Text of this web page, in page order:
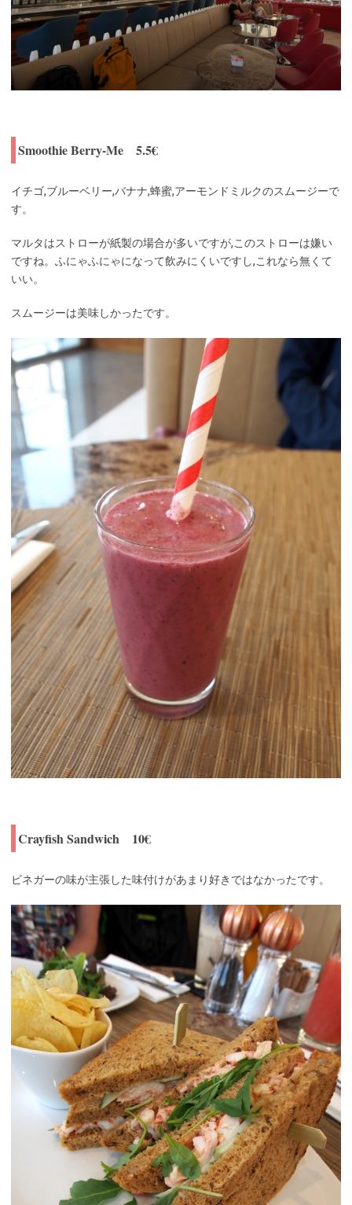
Smoothie Berry-Me 5.5€
イチゴ,ブルーベリー,バナナ,蜂蜜,アーモンドミルクのスムージーで
す。
マルタはストローが紙製の場合が多いですが,このストローは嫌い
ですね。ふにゃふにゃになって飲みにくいですし,これなら無くて
いい。
スムージーは美味しかったです。
Crayfish Sandwich 10€
ビネガーの味が主張した味付けがあまり好きではなかったです。